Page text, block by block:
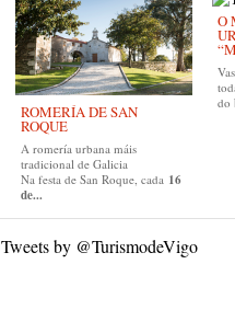
ROMERÍA DE SAN
ROQUE
A romería urbana máis
tradicional de Galicia
Na festa de San Roque, cada 16
de...
O
do
Tweets by @TurismodeVigo